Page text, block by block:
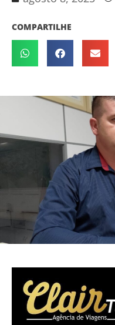
COMPARTILHE